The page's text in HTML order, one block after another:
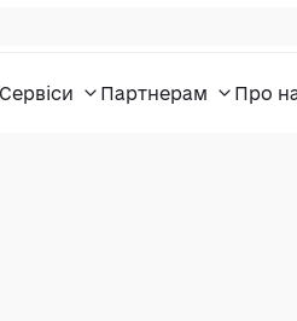
Партнерам Про